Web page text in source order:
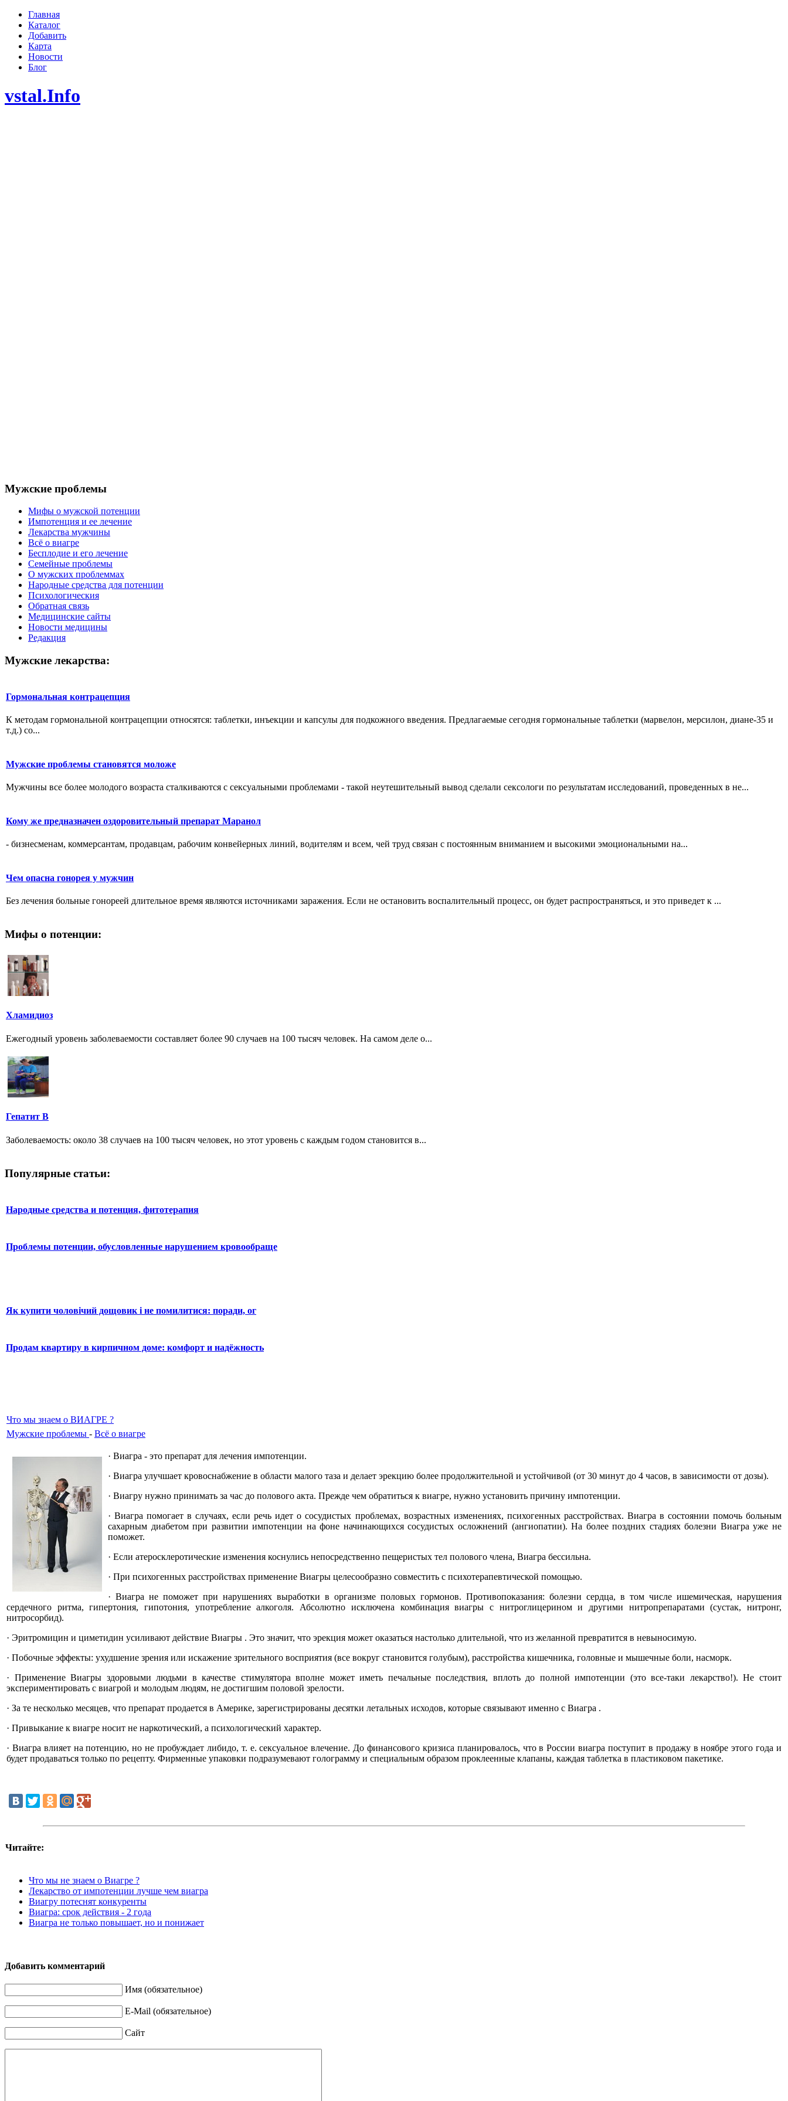
Главная
Каталог
Добавить
Карта
Новости
Блог
vstal.Info
Мужские проблемы
Мифы о мужской потенции
Импотенция и ее лечение
Лекарства мужчины
Всё о виагре
Бесплодие и его лечение
Семейные проблемы
О мужских проблеммах
Народные средства для потенции
Психологическия
Обратная связь
Медицинские сайты
Новости медицины
Редакция
Мужские лекарства:
Гормональная контрацепция
К методам гормональной контрацепции относятся: таблетки, инъекции и капсулы для подкожного введения. Предлагаемые сегодня гормональные таблетки (марвелон, мерсилон, диане-35 и
т.д.) со...
Мужские проблемы становятся моложе
Мужчины все более молодого возраста сталкиваются с сексуальными проблемами - такой неутешительный вывод сделали сексологи по результатам исследований, проведенных в не...
Кому же предназначен оздоровительный препарат Маранол
- бизнесменам, коммерсантам, продавцам, рабочим конвейерных линий, водителям и всем, чей труд связан с постоянным вниманием и высокими эмоциональными на...
Чем опасна гонорея у мужчин
Без лечения больные гонореей длительное время являются источниками заражения. Если не остановить воспалительный процесс, он будет распространяться, и это приведет к ...
Мифы о потенции:
Хламидиоз
Ежегодный уровень заболеваемости составляет более 90 случаев на 100 тысяч человек. На самом деле о...
Гепатит В
Заболеваемость: около 38 случаев на 100 тысяч человек, но этот уровень с каждым годом становится в...
Популярные статьи:
Народные средства и потенция, фитотерапия
Проблемы потенции, обусловленные нарушением кровообраще
Як купити чоловічий дощовик і не помилитися: поради, ог
Продам квартиру в кирпичном доме: комфорт и надёжность
Что мы знаем о ВИАГРЕ ?
Мужские проблемы - Всё о виагре
· Виагра - это препарат для лечения импотенции.
· Виагра улучшает кровоснабжение в области малого таза и делает эрекцию более продолжительной и устойчивой (от 30 минут до 4 часов, в зависимости от дозы).
· Виагру нужно принимать за час до полового акта. Прежде чем обратиться к виагре, нужно установить причину импотенции.
· Виагра помогает в случаях, если речь идет о сосудистых проблемах, возрастных изменениях, психогенных расстройствах. Виагра в состоянии помочь больным
сахарным диабетом при развитии импотенции на фоне начинающихся сосудистых осложнений (ангиопатии). На более поздних стадиях болезни Виагра уже не
поможет.
· Если атеросклеротические изменения коснулись непосредственно пещеристых тел полового члена, Виагра бессильна.
· При психогенных расстройствах применение Виагры целесообразно совместить с психотерапевтической помощью.
· Виагра не поможет при нарушениях выработки в организме половых гормонов. Противопоказания: болезни сердца, в том числе ишемическая, нарушения
сердечного ритма, гипертония, гипотония, употребление алкоголя. Абсолютно исключена комбинация виагры с нитроглицерином и другими нитропрепаратами (сустак, нитронг,
нитросорбид).
· Эритромицин и циметидин усиливают действие Виагры . Это значит, что эрекция может оказаться настолько длительной, что из желанной превратится в невыносимую.
· Побочные эффекты: ухудшение зрения или искажение зрительного восприятия (все вокруг становится голубым), расстройства кишечника, головные и мышечные боли, насморк.
· Применение Виагры здоровыми людьми в качестве стимулятора вполне может иметь печальные последствия, вплоть до полной импотенции (это все-таки лекарство!). Не стоит
экспериментировать с виагрой и молодым людям, не достигшим половой зрелости.
· За те несколько месяцев, что препарат продается в Америке, зарегистрированы десятки летальных исходов, которые связывают именно с Виагра .
· Привыкание к виагре носит не наркотический, а психологический характер.
· Виагра влияет на потенцию, но не пробуждает либидо, т. е. сексуальное влечение. До финансового кризиса планировалось, что в России виагра поступит в продажу в ноябре этого года и
будет продаваться только по рецепту. Фирменные упаковки подразумевают голограмму и специальным образом проклеенные клапаны, каждая таблетка в пластиковом пакетике.
Читайте:
Что мы не знаем о Виагре ?
Лекарство от импотенции лучше чем виагра
Виагру потеснят конкуренты
Виагра: срок действия - 2 года
Виагра не только повышает, но и понижает
Добавить комментарий
Имя (обязательное)
E-Mail (обязательное)
Сайт